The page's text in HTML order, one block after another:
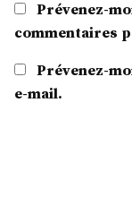
Prévenez-
commentaires
Prévenez-
e-mail.